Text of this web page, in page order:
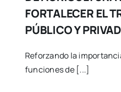
FORTALECER EL
PÚBLICO Y
Reforzando la
funciones de [...]